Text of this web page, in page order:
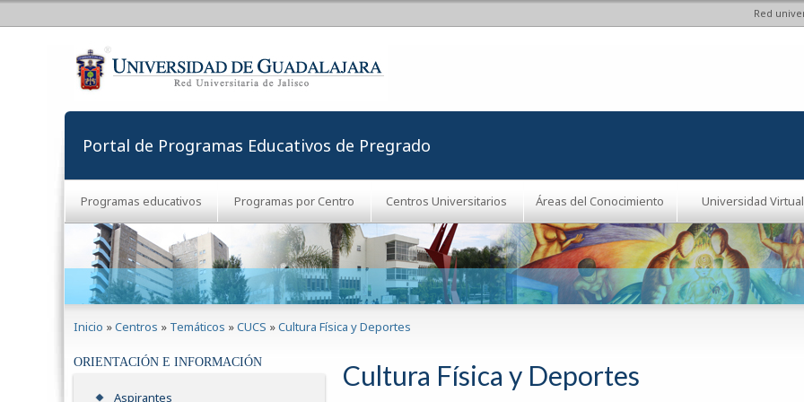
Red
Portal de Programas Educativos de Pregrado
Programas educativos Programas por Centro Centros Universitarios Áreas del Conocimiento Universidad Virtual
Inicio »Centros » Temáticos »CUCS »Cultura Física y Deportes
ORIENTACIÓN E INFORMACIÓN
Aspirantes
Cultura Física y Deportes